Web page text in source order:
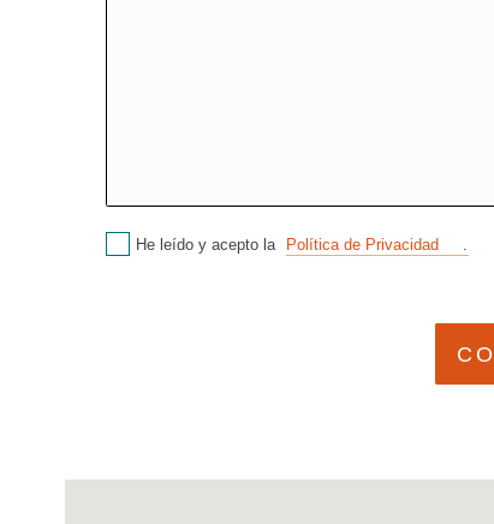
He leído y acepto la Política de Privacidad .